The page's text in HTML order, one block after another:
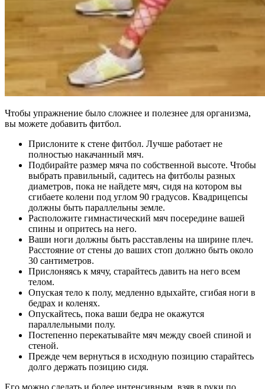
Чтобы упражнение было сложнее и полезнее для организма,
вы можете добавить фитбол.
Прислоните к стене фитбол. Лучше работает не
полностью накачанный мяч.
Подбирайте размер мяча по собственной высоте. Чтобы
выбрать правильный, садитесь на фитболы разных
диаметров, пока не найдете мяч, сидя на котором вы
сгибаете колени под углом 90 градусов. Квадрицепсы
должны быть параллельны земле.
Расположите гимнастический мяч посередине вашей
спины и опритесь на него.
Ваши ноги должны быть расставлены на ширине плеч.
Расстояние от стены до ваших стоп должно быть около
30 сантиметров.
Прислоняясь к мячу, старайтесь давить на него всем
телом.
Опуская тело к полу, медленно вдыхайте, сгибая ноги в
бедрах и коленях.
Опускайтесь, пока ваши бедра не окажутся
параллельными полу.
Постепенно перекатывайте мяч между своей спиной и
стеной.
Прежде чем вернуться в исходную позицию старайтесь
долго держать позицию сидя.
Его можно сделать и более интенсивным, взяв в руки по